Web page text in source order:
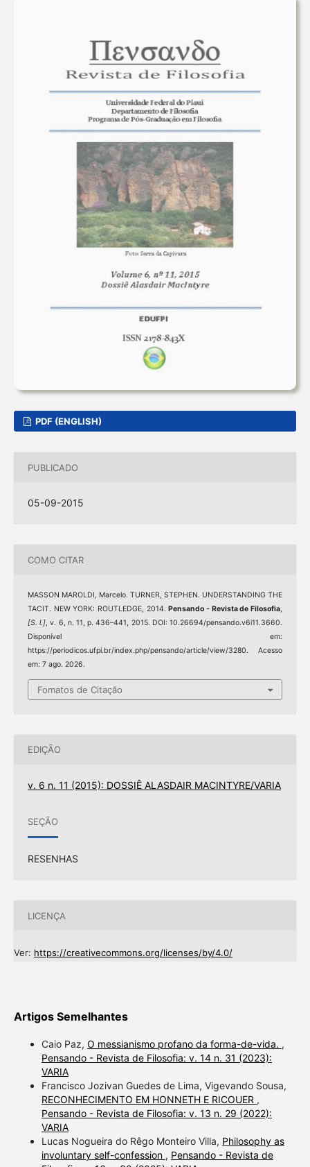
PDF (ENGLISH)
PUBLICADO
05-09-2015
COMO CITAR
MASSON MAROLDI, Marcelo. TURNER, STEPHEN. UNDERSTANDING THE
TACIT. NEW YORK: ROUTLEDGE, 2014.Pensando - Revista de Filosofia,
[S. l.], v. 6, n. 11, p. 436–441, 2015. DOI: 10.26694/pensando.v6i11.3660.
Disponível em:
https://periodicos.ufpi.br/index.php/pensando/article/view/3280. Acesso
em: 7 ago. 2026.
Fomatos de Citação
EDIÇÃO
v. 6 n. 11 (2015): DOSSIÊ ALASDAIR MACINTYRE/VARIA
SEÇÃO
RESENHAS
LICENÇA
Ver: https://creativecommons.org/licenses/by/4.0/
Artigos Semelhantes
Caio Paz, O messianismo profano da forma-de-vida. ,
Pensando - Revista de Filosofia: v. 14 n. 31 (2023):
VARIA
Francisco Jozivan Guedes de Lima, Vigevando Sousa,
RECONHECIMENTO EM HONNETH E RICOUER ,
Pensando - Revista de Filosofia: v. 13 n. 29 (2022):
VARIA
Lucas Nogueira do Rêgo Monteiro Villa, Philosophy as
involuntary self-confession , Pensando - Revista de